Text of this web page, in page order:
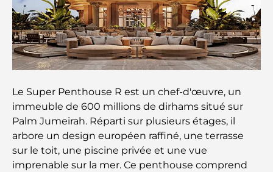
Les meilleures banques de Dubaï pour les
expatriés : un guide bancaire complet
Le pays le plus cher du monde : un classement
Les meilleurs restaurants de steak à Dubaï : un
guide pour les amateurs de viande
A Brief Guide to Buying Property in Dubai (2025-
26)
Le Super Penthouse R est un chef-d'œuvre, un
immeuble de 600 millions de dirhams situé sur
Palm Jumeirah. Réparti sur plusieurs étages, il
arbore un design européen raffiné, une terrasse
sur le toit, une piscine privée et une vue
imprenable sur la mer. Ce penthouse comprend